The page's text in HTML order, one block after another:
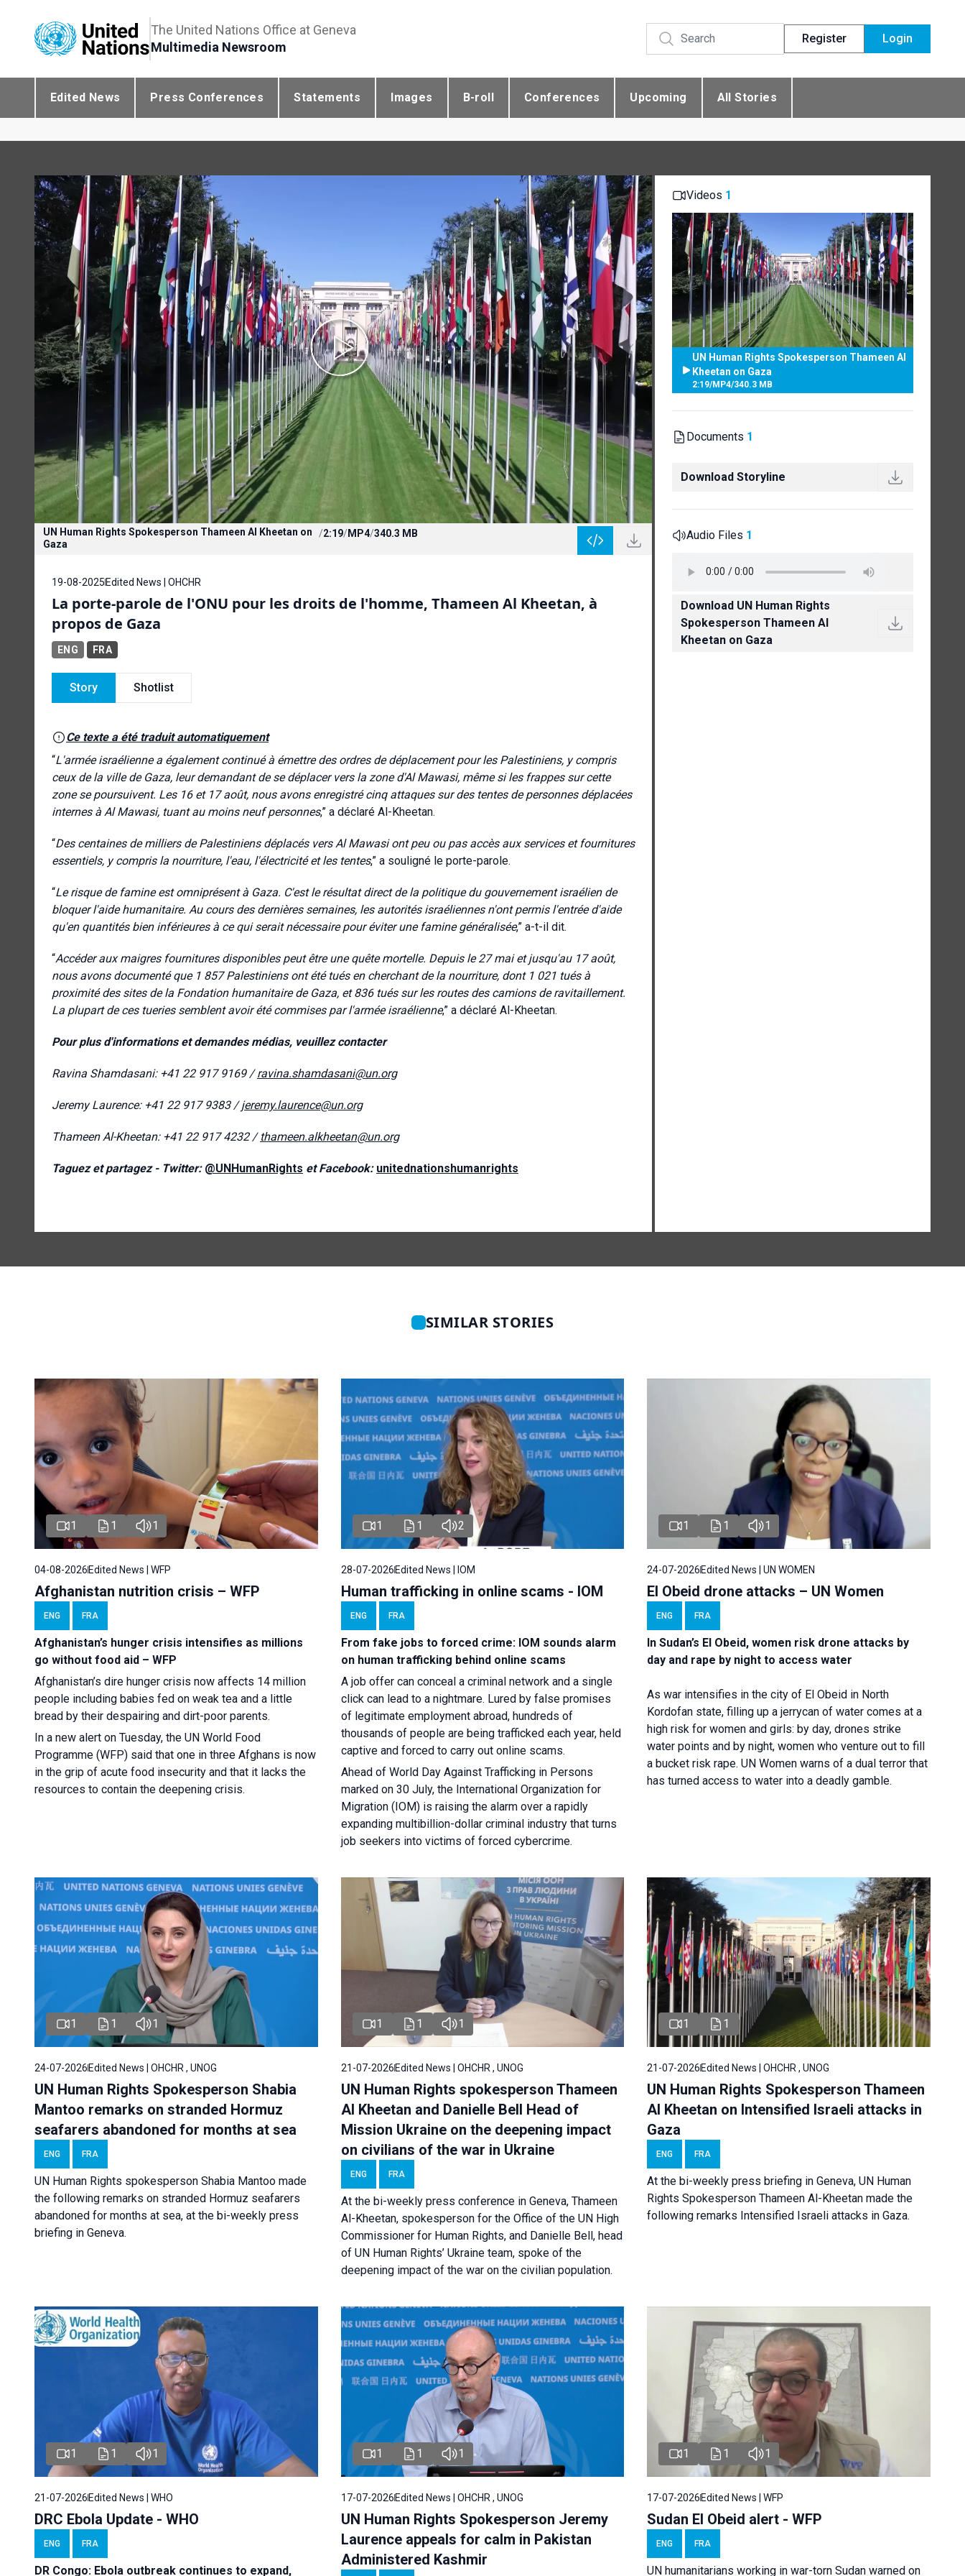
The United Nations Office at Geneva
Multimedia Newsroom
Register Login
Edited News Press Conferences Statements Images B-roll Conferences Upcoming All Stories
UN Human Rights Spokesperson Thameen Al Kheetan on
Gaza
/2:19/MP4/340.3 MB
19-08-2025 Edited News | OHCHR
La porte-parole de l'ONU pour les droits de l'homme, Thameen Al Kheetan, à
propos de Gaza
ENG FRA
Story Shotlist
Ce texte a été traduit automatiquement
“L'armée israélienne a également continué à émettre des ordres de déplacement pour les Palestiniens, y compris
ceux de la ville de Gaza, leur demandant de se déplacer vers la zone d'Al Mawasi, même si les frappes sur cette
zone se poursuivent. Les 16 et 17 août, nous avons enregistré cinq attaques sur des tentes de personnes déplacées
internes à Al Mawasi, tuant au moins neuf personnes,” a déclaré Al-Kheetan.
“Des centaines de milliers de Palestiniens déplacés vers Al Mawasi ont peu ou pas accès aux services et fournitures
essentiels, y compris la nourriture, l'eau, l'électricité et les tentes,” a souligné le porte-parole.
“Le risque de famine est omniprésent à Gaza. C'est le résultat direct de la politique du gouvernement israélien de
bloquer l'aide humanitaire. Au cours des dernières semaines, les autorités israéliennes n'ont permis l'entrée d'aide
qu'en quantités bien inférieures à ce qui serait nécessaire pour éviter une famine généralisée,” a-t-il dit.
“Accéder aux maigres fournitures disponibles peut être une quête mortelle. Depuis le 27 mai et jusqu'au 17 août,
nous avons documenté que 1 857 Palestiniens ont été tués en cherchant de la nourriture, dont 1 021 tués à
proximité des sites de la Fondation humanitaire de Gaza, et 836 tués sur les routes des camions de ravitaillement.
La plupart de ces tueries semblent avoir été commises par l'armée israélienne,” a déclaré Al-Kheetan.
Pour plus d'informations et demandes médias, veuillez contacter
Ravina Shamdasani: +41 22 917 9169 /ravina.shamdasani@un.org
Jeremy Laurence: +41 22 917 9383 /jeremy.laurence@un.org
Thameen Al-Kheetan: +41 22 917 4232 / thameen.alkheetan@un.org
Taguez et partagez - Twitter: @UNHumanRights et Facebook: unitednationshumanrights
Videos 1
UN Human Rights Spokesperson Thameen Al
Kheetan on Gaza
2:19/MP4/340.3 MB
Documents 1
Download Storyline
Audio Files 1
Download UN Human Rights
Spokesperson Thameen Al
Kheetan on Gaza
SIMILAR STORIES
1 1 1
04-08-2026Edited News | WFP
Afghanistan nutrition crisis – WFP
ENG FRA
Afghanistan’s hunger crisis intensifies as millions
go without food aid – WFP
Afghanistan’s dire hunger crisis now affects 14 million
people including babies fed on weak tea and a little
bread by their despairing and dirt-poor parents.
In a new alert on Tuesday, the UN World Food
Programme (WFP) said that one in three Afghans is now
in the grip of acute food insecurity and that it lacks the
resources to contain the deepening crisis.
1 1 2
28-07-2026Edited News | IOM
Human trafficking in online scams - IOM
ENG FRA
From fake jobs to forced crime: IOM sounds alarm
on human trafficking behind online scams
A job offer can conceal a criminal network and a single
click can lead to a nightmare. Lured by false promises
of legitimate employment abroad, hundreds of
thousands of people are being trafficked each year, held
captive and forced to carry out online scams.
Ahead of World Day Against Trafficking in Persons
marked on 30 July, the International Organization for
Migration (IOM) is raising the alarm over a rapidly
expanding multibillion-dollar criminal industry that turns
job seekers into victims of forced cybercrime.
1 1 1
24-07-2026Edited News | UN WOMEN
El Obeid drone attacks – UN Women
ENG FRA
In Sudan’s El Obeid, women risk drone attacks by
day and rape by night to access water
As war intensifies in the city of El Obeid in North
Kordofan state, filling up a jerrycan of water comes at a
high risk for women and girls: by day, drones strike
water points and by night, women who venture out to fill
a bucket risk rape. UN Women warns of a dual terror that
has turned access to water into a deadly gamble.
1 1 1
24-07-2026 Edited News | OHCHR , UNOG
UN Human Rights Spokesperson Shabia
Mantoo remarks on stranded Hormuz
seafarers abandoned for months at sea
ENG FRA
UN Human Rights spokesperson Shabia Mantoo made
the following remarks on stranded Hormuz seafarers
abandoned for months at sea, at the bi-weekly press
briefing in Geneva.
1 1 1
21-07-2026Edited News | OHCHR , UNOG
UN Human Rights spokesperson Thameen
Al Kheetan and Danielle Bell Head of
Mission Ukraine on the deepening impact
on civilians of the war in Ukraine
ENG FRA
At the bi-weekly press conference in Geneva, Thameen
Al-Kheetan, spokesperson for the Office of the UN High
Commissioner for Human Rights, and Danielle Bell, head
of UN Human Rights’ Ukraine team, spoke of the
deepening impact of the war on the civilian population.
1 1
21-07-2026Edited News | OHCHR , UNOG
UN Human Rights Spokesperson Thameen
Al Kheetan on Intensified Israeli attacks in
Gaza
ENG FRA
At the bi-weekly press briefing in Geneva, UN Human
Rights Spokesperson Thameen Al-Kheetan made the
following remarks Intensified Israeli attacks in Gaza.
1 1 1
21-07-2026 Edited News | WHO
DRC Ebola Update - WHO
ENG FRA
DR Congo: Ebola outbreak continues to expand,
1 1 1
17-07-2026Edited News | OHCHR , UNOG
UN Human Rights Spokesperson Jeremy
Laurence appeals for calm in Pakistan
Administered Kashmir
1 1 1
17-07-2026Edited News | WFP
Sudan El Obeid alert - WFP
ENG FRA
UN humanitarians working in war-torn Sudan warned on